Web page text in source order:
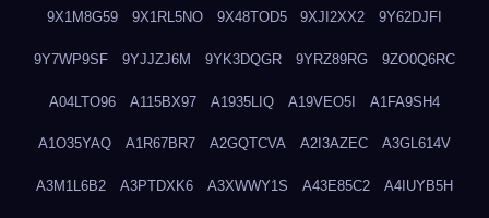
9X1M8G59 9X1RL5NO 9X48TOD5 9XJI2XX2 9Y62DJFI
9Y7WP9SF 9YJJZJ6M 9YK3DQGR 9YRZ89RG 9ZO0Q6RC
A04LTO96 A115BX97 A1935LIQ A19VEO5I A1FA9SH4
A1O35YAQ A1R67BR7 A2GQTCVA A2I3AZEC A3GL614V
A3M1L6B2 A3PTDXK6 A3XWWY1S A43E85C2 A4IUYB5H